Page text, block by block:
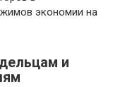
экономии на
и